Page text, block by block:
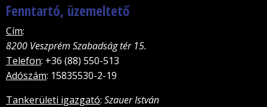
Fenntartó, üzemeltető
Cím:
8200 Veszprém Szabadság tér 15.
Telefon: +36 (88) 550-513
Adószám: 15835530-2-19
Tankerületi igazgató: Szauer István